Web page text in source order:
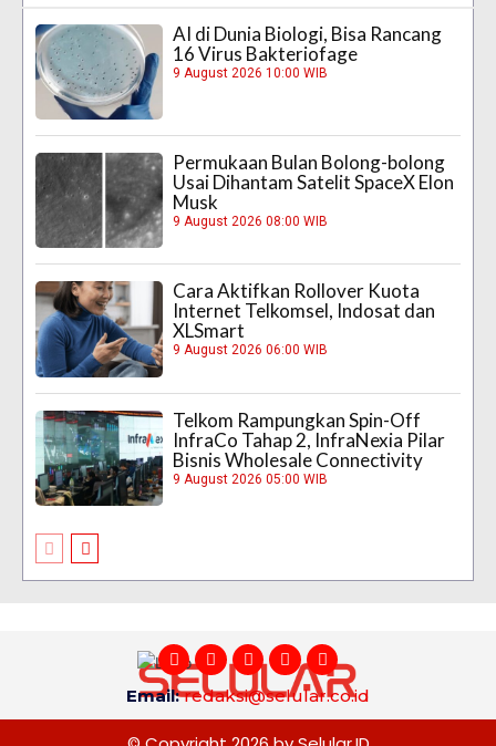
AI di Dunia Biologi, Bisa Rancang
16 Virus Bakteriofage
9 August 2026 10:00 WIB
Permukaan Bulan Bolong-bolong
Usai Dihantam Satelit SpaceX Elon
Musk
9 August 2026 08:00 WIB
Cara Aktifkan Rollover Kuota
Internet Telkomsel, Indosat dan
XLSmart
9 August 2026 06:00 WIB
Telkom Rampungkan Spin-Off
InfraCo Tahap 2, InfraNexia Pilar
Bisnis Wholesale Connectivity
9 August 2026 05:00 WIB
Email:redaksi@selular.co.id